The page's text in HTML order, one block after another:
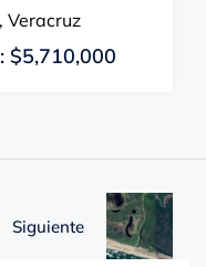
Veracruz
$5,710,000
Siguiente